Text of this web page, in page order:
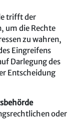
trifft der
um die Rechte
zu wahren,
Eingreifens
Darlegung des
Entscheidung
oder